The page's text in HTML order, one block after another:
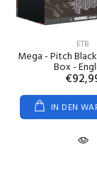
ETB
Mega - Pitch
Box -
IN DEN